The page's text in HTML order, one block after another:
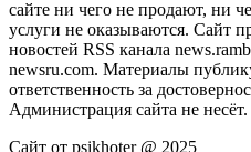
сайте ни чего не продают, ни
услуги не оказываются. Сайт
новостей RSS канала
newsru.com. Материалы
ответственность за
Администрация сайта не несёт.
Сайт от psikhoter @ 2025